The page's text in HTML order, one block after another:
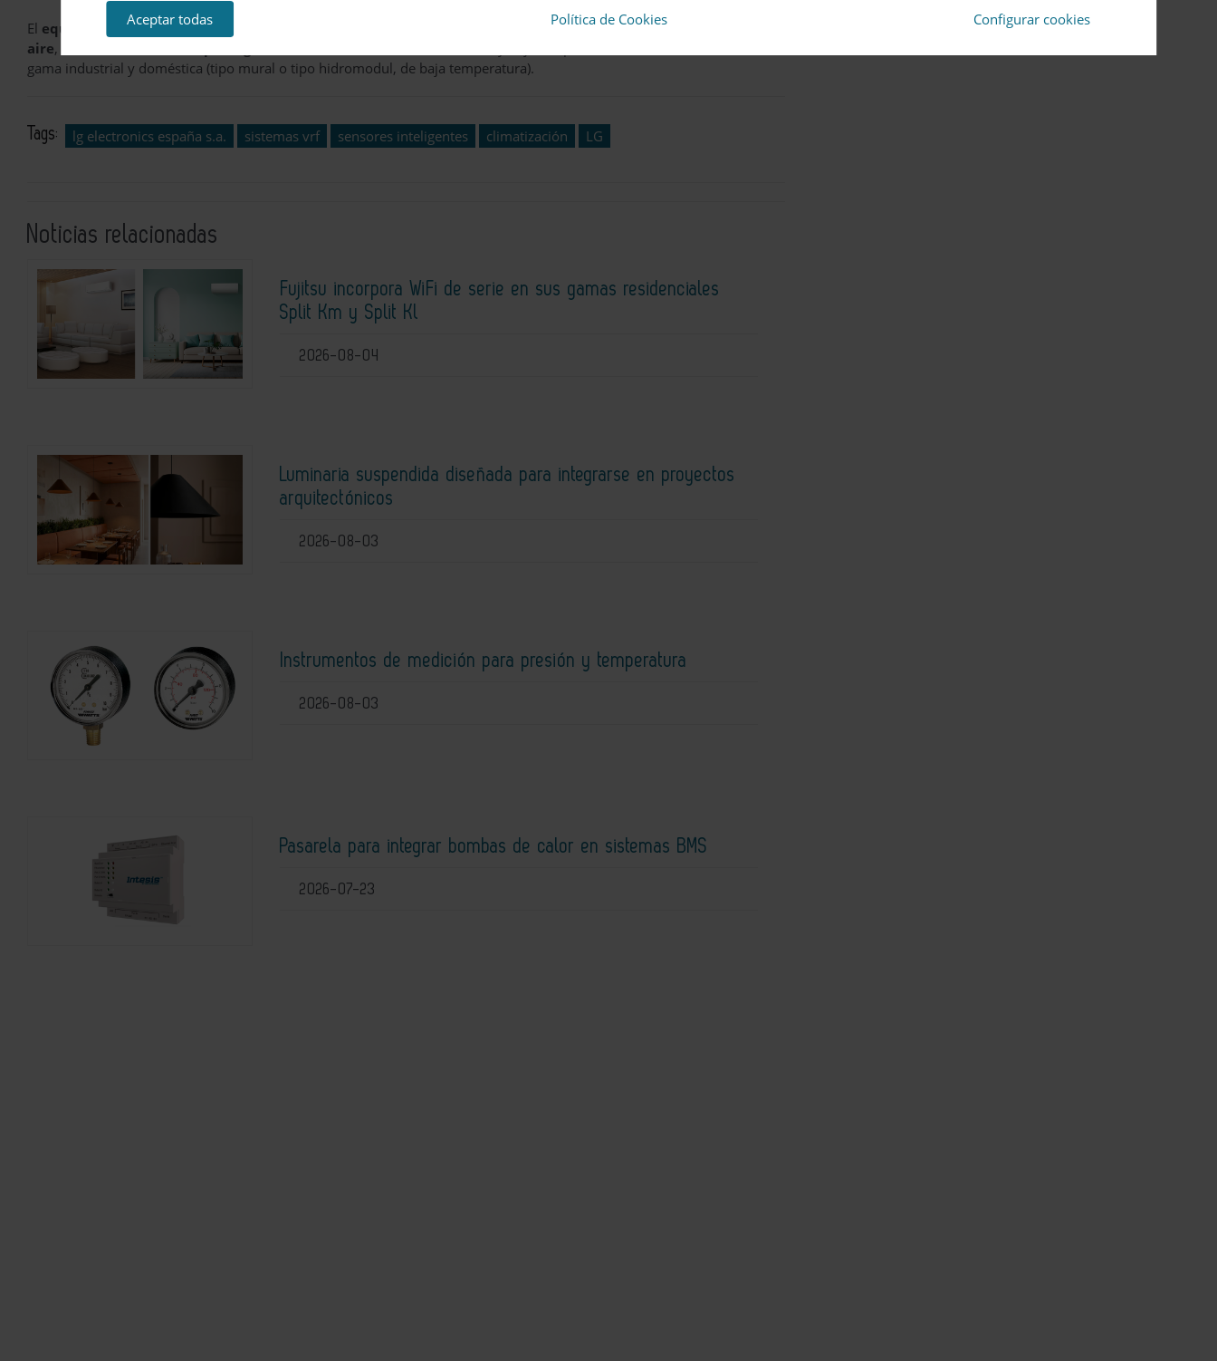
El equipo es compatiblecon todas las unidades interiores de expansión directa de Multi Vpara
aire, así como con una
gama industrial y doméstica (tipo mural o tipo hidromodul, de baja temperatura).
Tags: lg electronics españa s.a. sistemas vrf sensores inteligentes climatización LG
Noticias relacionadas
Fujitsu incorpora WiFi de serie en sus gamas residenciales
Split Km y Split Kl
2026-08-04
Luminaria suspendida diseñada para integrarse en proyectos
arquitectónicos
2026-08-03
Instrumentos de medición para presión y temperatura
2026-08-03
Pasarela para integrar bombas de calor en sistemas BMS
2026-07-23
Aceptar todas Política de Cookies Configurar cookies